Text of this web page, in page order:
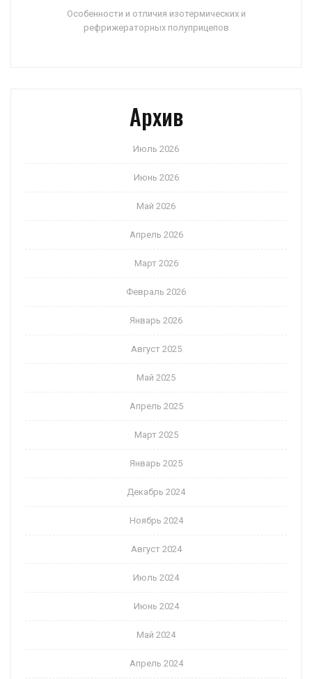
Особенности и отличия изотермических и
рефрижераторных полуприцепов
Архив
Июль 2026
Июнь 2026
Май 2026
Апрель 2026
Март 2026
Февраль 2026
Январь 2026
Август 2025
Май 2025
Апрель 2025
Март 2025
Январь 2025
Декабрь 2024
Ноябрь 2024
Август 2024
Июль 2024
Июнь 2024
Май 2024
Апрель 2024